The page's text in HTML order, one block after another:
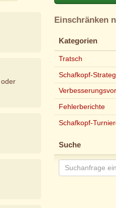
Einschränken
Kategorien
Tratsch
Schafkopf-
Fehlerberichte
Schafkopf-
Suche